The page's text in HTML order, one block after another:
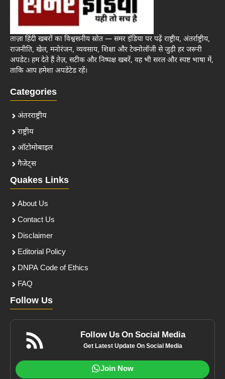
ताज़ा हिंदी खबरों का विश्वसनीय स्रोत — समर इंडिया पर पढ़ें राष्ट्रीय, अंतर्राष्ट्रीय,
राजनीति, खेल, मनोरंजन, व्यवसाय, शिक्षा और टेक्नोलॉजी से जुड़ी हर जरूरी
अपडेट। हम देते हैं तेज़, सटीक और निष्पक्ष खबरें, वह भी सरल और स्पष्ट भाषा में,
ताकि आप हमेशा अपडेटेड रहें।
Categories
अंतरराष्ट्रीय
राष्ट्रीय
ऑटोमोबाइल
गैजेट्स
Quakes Links
About Us
Contact Us
Disclaimer
Editorial Policy
DNPA Code of Ethics
FAQ
Follow Us
Follow Us On Social Media
Get Latest Update On Social Media
Join Now